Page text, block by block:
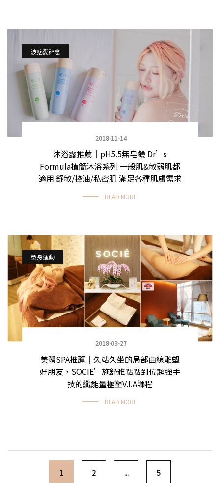
波痞愛碎念
2018-11-14
沐浴露推薦｜pH5.5無皂鹼 Dr’s
Formula植簡沐浴系列 一般肌&敏弱肌都
適用 舒敏/控油/私密肌 滿足各種肌膚需求
READ MORE
塑身運動
2018-03-27
美體SPA推薦｜久站久坐的局部曲線雕塑
好朋友，SOCIE’施舒雅點點到位超強手
技的纖能量極塑V.I.A課程
READ MORE
Posts navigation
1 2 ... 5